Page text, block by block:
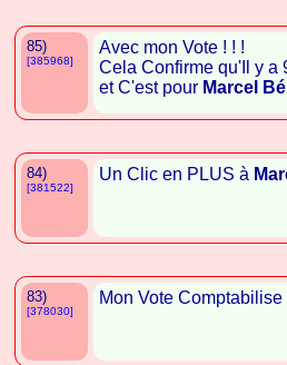
85)
[385968]
Avec mon Vote ! ! !
Cela Confirme qu'Il y a
et C'est pour Marcel
84)
[381522]
Un Clic en PLUS à
83)
[378030]
Mon Vote